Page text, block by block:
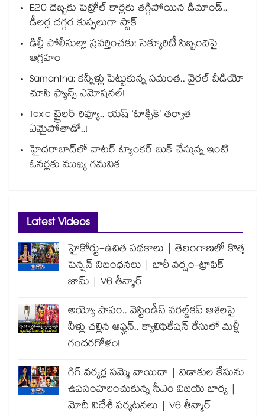
E20 దెబ్బకు పెట్రోల్ కార్లకు తగ్గిపోయిన డిమాండ్..
డీలర్ల దగ్గర కుప్పలుగా స్టాక్
ఢిల్లీ పోలీసుల్లా ప్రవర్తించకు: సెక్యూరిటీ సిబ్బందిపై
ఆగ్రహం
Samantha: కన్నీళ్లు పెట్టుకున్న సమంత.. వైరల్ వీడియో
చూసి ఫ్యాన్స్ ఎమోషనల్!
Toxic ట్రైలర్ రివ్యూ.. యష్ ‘టాక్సిక్’ తర్వాత
ఏమైపోతాడో..!
హైదరాబాద్⁪లో వాటర్ ట్యాంకర్ బుక్ చేస్తున్న ఇంటి
ఓనర్లకు ముఖ్య గమనిక
Latest Videos
హైకోర్టు-ఉచిత పథకాలు | తెలంగాణలో కొత్త
పెన్షన్ నిబంధనలు | భారీ వర్షం-ట్రాఫిక్
జామ్ | V6 తీన్మార్
అయ్యో పాపం.. వెస్టిండీస్ వరల్డ్‌కప్ ఆశలపై
నీళ్లు చల్లిన ఆఫ్ఘన్.. క్వాలిఫికేషన్ రేసులో మళ్లీ
గందరగోళం!
గిగ్ వర్కర్ల సమ్మె వాయిదా | విడాకుల కేసును
ఉపసంహరించుకున్న సీఎం విజయ్ భార్య |
మోదీ విదేశీ పర్యటనలు | V6 తీన్మార్